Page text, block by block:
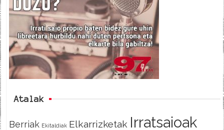
b
o
o
t
e
Atalak
Berriak Ekitaldiak Elkarrizketak Irratsaioak